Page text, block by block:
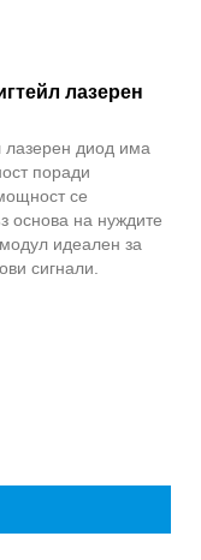
лазерен
лазерен диод има
поради
се
основа на нуждите
идеален за
сигнали.